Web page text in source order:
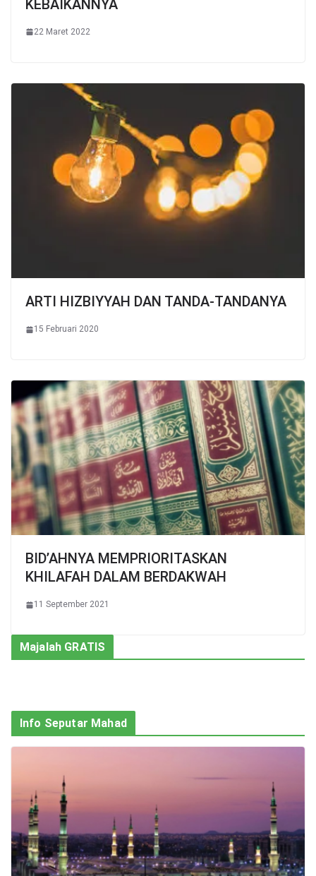
KEBAIKANNYA
22 Maret 2022
ARTI HIZBIYYAH DAN TANDA-TANDANYA
15 Februari 2020
BID’AHNYA MEMPRIORITASKAN
KHILAFAH DALAM BERDAKWAH
11 September 2021
Majalah GRATIS
Info Seputar Mahad